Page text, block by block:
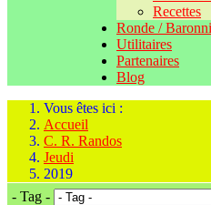
Recettes
Ronde /
Utilitaires
Partenaires
Blog
Vous êtes ici :
Accueil
C. R. Randos
Jeudi
2019
- Tag -